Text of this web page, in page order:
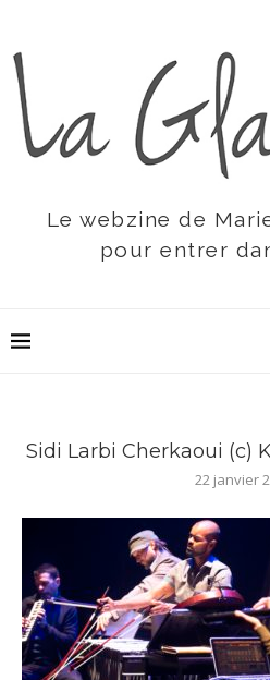
Le webzine de
pour entrer
Sidi Larbi Cherkaoui (c)
22 janvier